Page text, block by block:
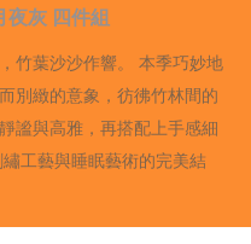
夜灰 四件組
竹葉沙沙作響。 本季巧妙地
別緻的意象，彷彿竹林間的
謐與高雅，再搭配上手感細
工藝與睡眠藝術的完美結